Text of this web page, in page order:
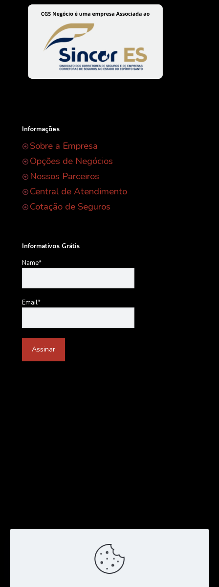
Informações
Sobre a Empresa
Opções de Negócios
Nossos Parceiros
Central de Atendimento
Cotação de Seguros
Informativos Grátis
Name*
Email*